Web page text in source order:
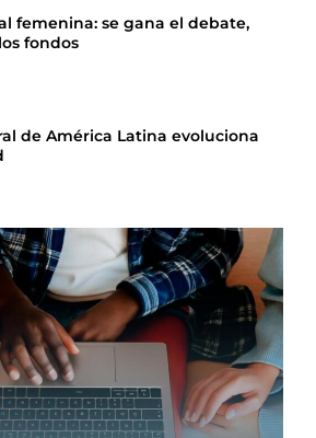
femenina: se gana el debate,
fondos
de América Latina evoluciona